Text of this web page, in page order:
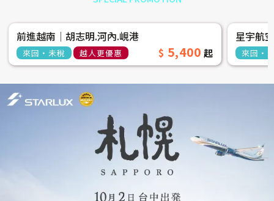
前進越南│胡志明.河內.峴港
來回‧未稅 越人更優惠 5,400
星宇航
來回‧